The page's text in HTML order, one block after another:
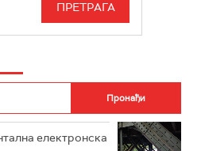
РАДИО РОКЕНРОЛЕР
ИНФО
електронска